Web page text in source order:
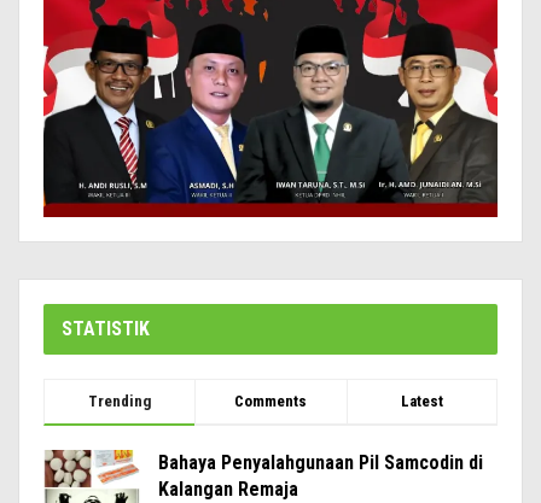
STATISTIK
Trending Comments Latest
Bahaya Penyalahgunaan Pil Samcodin di
Kalangan Remaja